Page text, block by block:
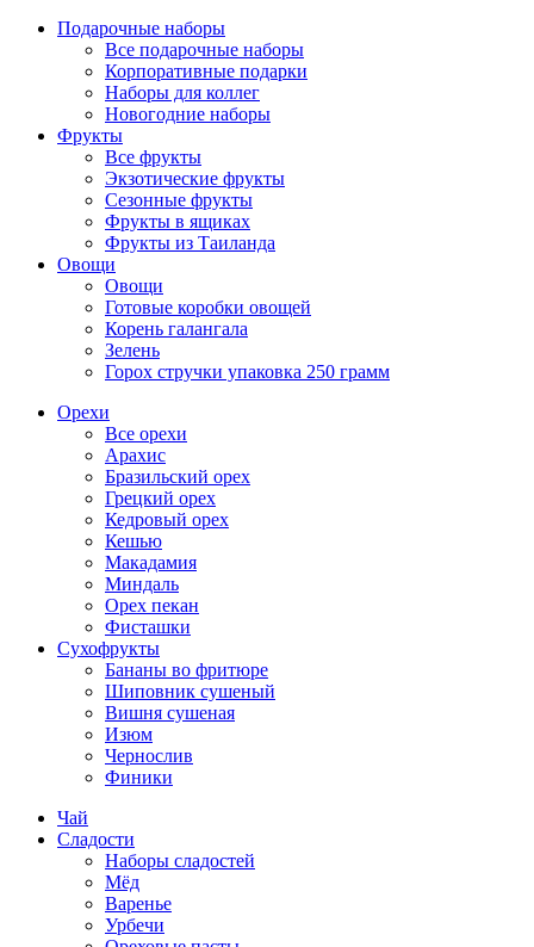
Подарочные наборы
Все подарочные наборы
Корпоративные подарки
Наборы для коллег
Новогодние наборы
Фрукты
Все фрукты
Экзотические фрукты
Сезонные фрукты
Фрукты в ящиках
Фрукты из Таиланда
Овощи
Овощи
Готовые коробки овощей
Корень галангала
Зелень
Горох стручки упаковка 250 грамм
Орехи
Все орехи
Арахис
Бразильский орех
Грецкий орех
Кедровый орех
Кешью
Макадамия
Миндаль
Орех пекан
Фисташки
Сухофрукты
Бананы во фритюре
Шиповник сушеный
Вишня сушеная
Изюм
Чернослив
Финики
Чай
Сладости
Наборы сладостей
Мёд
Варенье
Урбечи